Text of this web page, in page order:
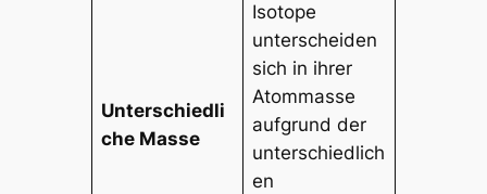
Unterschiedli
che Masse
Isotope
unterscheiden
sich in ihrer
Atommasse
aufgrund der
unterschiedlich
en